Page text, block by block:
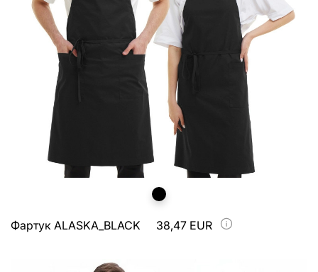
Фартук ALASKA_BLACK 38,47 EUR